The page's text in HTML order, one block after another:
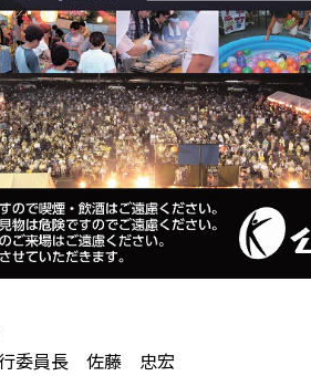
委員長 佐藤 忠宏